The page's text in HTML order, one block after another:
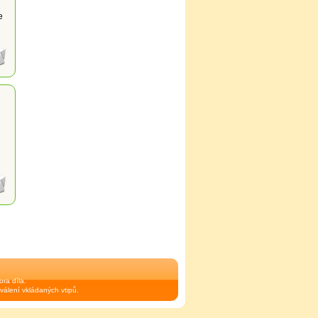
díla.
vkládaných vtipů.